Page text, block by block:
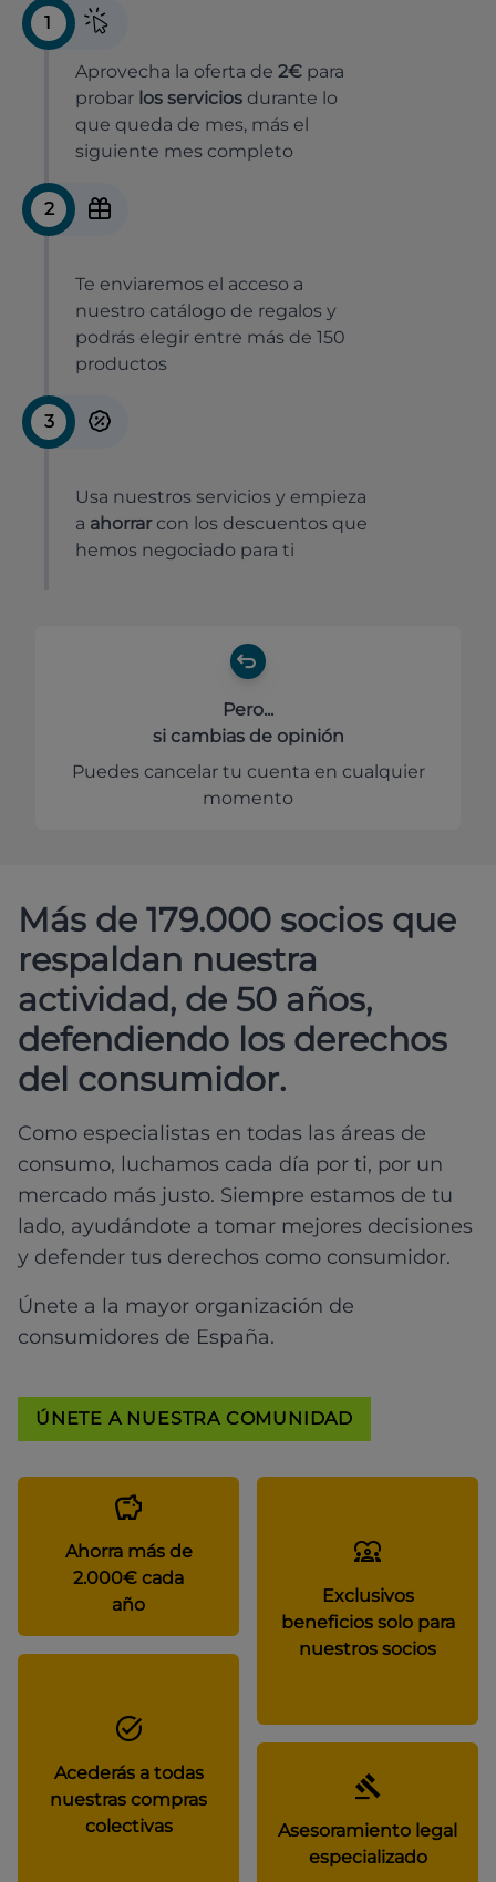
1
Aprovecha la oferta de 2€ para
probar los servicios durante lo
que queda de mes, más el
siguiente mes completo
2
Te enviaremos el acceso a
nuestro catálogo de regalos y
podrás elegir entre más de 150
productos
3
Usa nuestros servicios y empieza
a ahorrar con los descuentos que
hemos negociado para ti
Pero...
si cambias de opinión
Puedes cancelar tu cuenta en cualquier
momento
Más de 179.000 socios que
respaldan nuestra
actividad, de 50 años,
defendiendo los derechos
del consumidor.
Como especialistas en todas las áreas de
consumo, luchamos cada día por ti, por un
mercado más justo. Siempre estamos de tu
lado, ayudándote a tomar mejores decisiones
y defender tus derechos como consumidor.
Únete a la mayor organización de
consumidores de España.
ÚNETE A NUESTRA COMUNIDAD
Ahorra más de
2.000€ cada
año
Exclusivos
beneficios solo para
nuestros socios
Acederás a todas
nuestras compras
colectivas
Asesoramiento legal
especializado